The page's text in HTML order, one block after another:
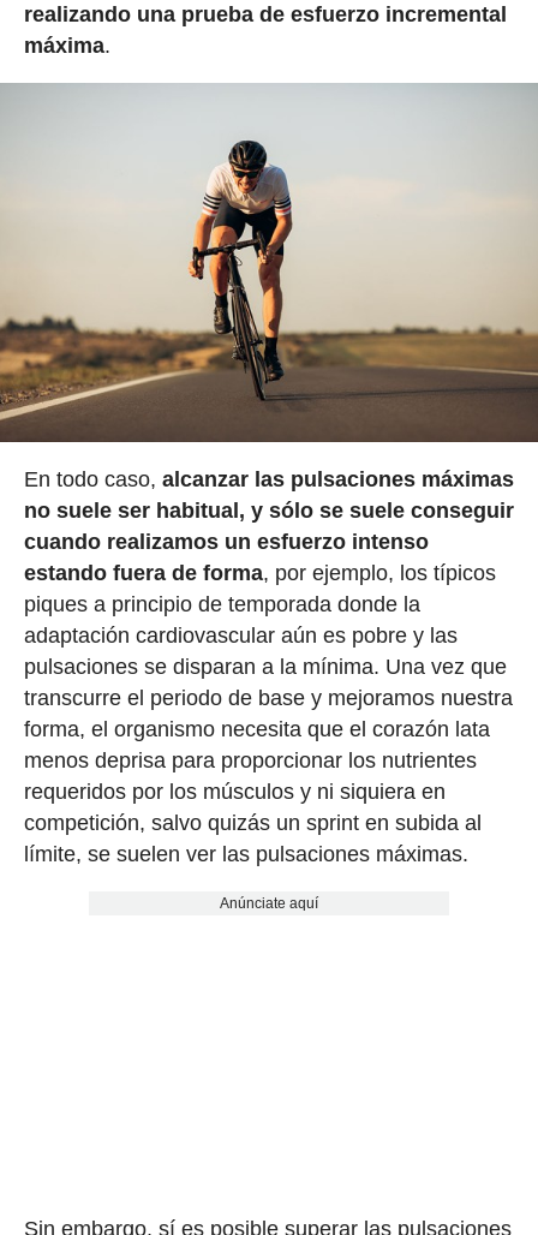
realizando una prueba de esfuerzo incremental
máxima.
En todo caso, alcanzar las pulsaciones máximas
no suele ser habitual, y sólo se suele conseguir
cuando realizamos un esfuerzo intenso
estando fuera de forma, por ejemplo, los típicos
piques a principio de temporada donde la
adaptación cardiovascular aún es pobre y las
pulsaciones se disparan a la mínima. Una vez que
transcurre el periodo de base y mejoramos nuestra
forma, el organismo necesita que el corazón lata
menos deprisa para proporcionar los nutrientes
requeridos por los músculos y ni siquiera en
competición, salvo quizás un sprint en subida al
límite, se suelen ver las pulsaciones máximas.
Anúnciate aquí
Sin embargo, sí es posible superar las pulsaciones